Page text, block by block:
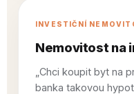
INVESTIČNÍ
Nemovitost na
„Chci koupit byt na
banka takovou